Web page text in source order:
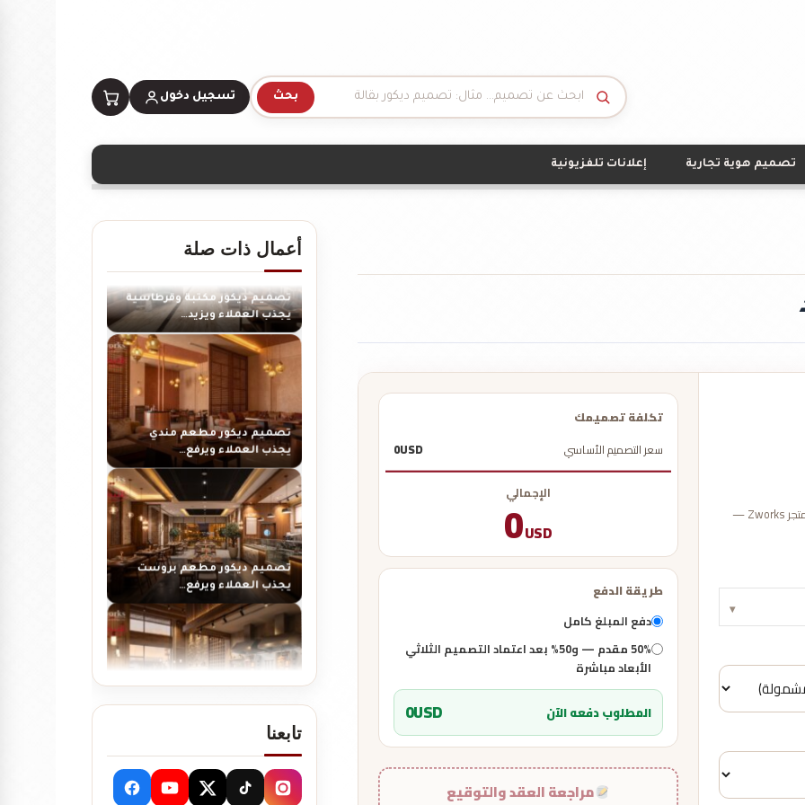
تسجيل دخول بحث
تصميم هوية تجارية إعلانات تلفزيونية
عبّئ بيانات مشروعك لحساب تكلفة التصميم وأكمل الدفع بأمان عبر متجر Zworks —
▾
تكلفة تصميمك
سعر التصميم الأساسي
0USD
الإجمالي
0USD
طريقة الدفع
دفع المبلغ كامل
50% مقدم — و50% بعد اعتماد التصميم الثلاثي
الأبعاد مباشرة
المطلوب دفعه الآن 0USD
مراجعة العقد والتوقيع
أعمال ذات صلة
تصميم ديكور مكتبة وقرطاسية
يجذب العملاء ويرفع…
تصميم ديكور مطعم بروست
يجذب العملاء ويرفع…
تصميم ديكور مطعم شاورما
يجذب العملاء ويرفع…
تصميم ديكور مطعم برجر يجذب
تابعنا